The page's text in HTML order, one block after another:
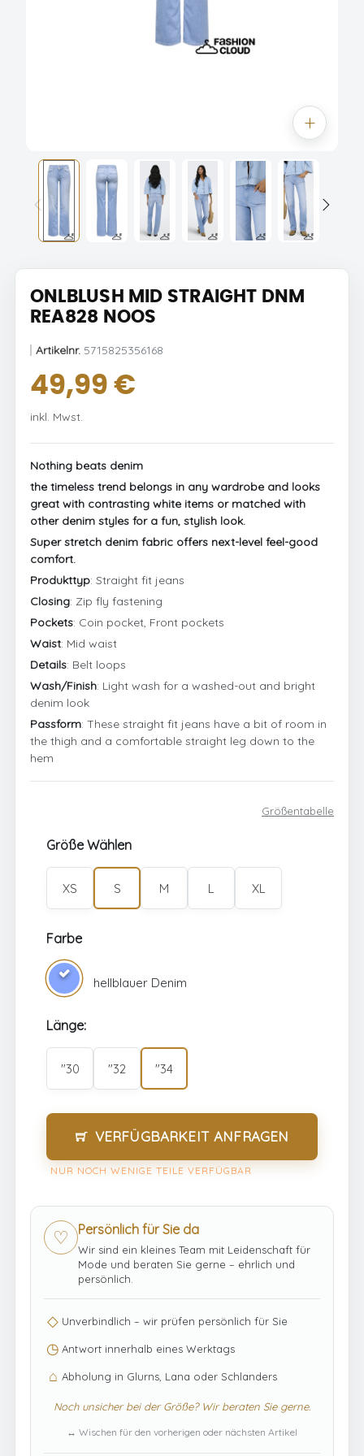
ONLBLUSH MID STRAIGHT DNM
REA828 NOOS
Artikelnr. 5715825356168
49,99 €
inkl. Mwst.
Nothing beats denim
the timeless trend belongs in any wardrobe and looks
great with contrasting white items or matched with
other denim styles for a fun, stylish look.
Super stretch denim fabric offers next-level feel-good
comfort.
Produkttyp: Straight fit jeans
Closing: Zip fly fastening
Pockets: Coin pocket, Front pockets
Waist: Mid waist
Details: Belt loops
Wash/Finish: Light wash for a washed-out and bright
denim look
Passform: These straight fit jeans have a bit of room in
the thigh and a comfortable straight leg down to the
hem
Größentabelle
Größe Wählen
XS S M L XL
Farbe
hellblauer Denim
Länge:
"30 "32 "34
VERFÜGBARKEIT ANFRAGEN
NUR NOCH WENIGE TEILE VERFÜGBAR
♡ Persönlich für Sie da
Wir sind ein kleines Team mit Leidenschaft für
Mode und beraten Sie gerne – ehrlich und
persönlich.
◇ Unverbindlich – wir prüfen persönlich für Sie
◷ Antwort innerhalb eines Werktags
⌂ Abholung in Glurns, Lana oder Schlanders
Noch unsicher bei der Größe? Wir beraten Sie gerne.
↔ Wischen für den vorherigen oder nächsten Artikel